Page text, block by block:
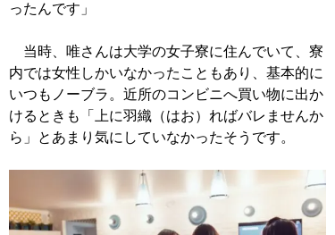
ったんです」
当時、唯さんは大学の女子寮に住んでいて、寮
内では女性しかいなかったこともあり、基本的に
いつもノーブラ。近所のコンビニへ買い物に出か
けるときも「上に羽織（はお）ればバレませんか
ら」とあまり気にしていなかったそうです。